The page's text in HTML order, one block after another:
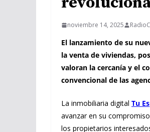
noviembre 14, 2025
El lanzamiento de su
la venta de viviendas,
valoran la cercanía y el
convencional de las
La inmobiliaria digital Tu
avanzar en su
los propietarios